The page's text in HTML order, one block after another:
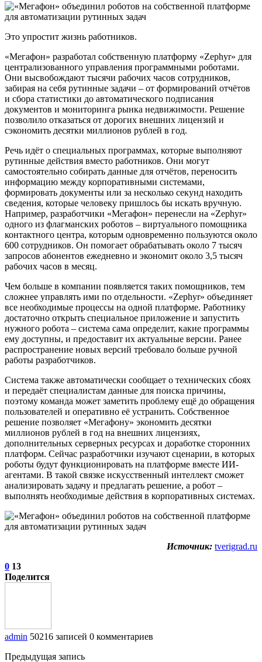
Это упростит жизнь работников.
«Мегафон» разработал собственную платформу «Zephyr» для
централизованного управления программными роботами.
Они высвобождают тысячи рабочих часов сотрудников,
забирая на себя рутинные задачи – от формирований отчётов
и сбора статистики до автоматического подписания
документов и мониторинга рынка недвижимости. Решение
позволило отказаться от дорогих внешних лицензий и
сэкономить десятки миллионов рублей в год.
Речь идёт о специальных программах, которые выполняют
рутинные действия вместо работников. Они могут
самостоятельно собирать данные для отчётов, переносить
информацию между корпоративными системами,
формировать документы или за несколько секунд находить
сведения, которые человеку пришлось бы искать вручную.
Например, разработчики «Мегафон» перенесли на «Zephyr»
одного из флагманских роботов – виртуального помощника
контактного центра, которым одновременно пользуются около
600 сотрудников. Он помогает обрабатывать около 7 тысяч
запросов абонентов ежедневно и экономит около 3,5 тысяч
рабочих часов в месяц.
Чем больше в компании появляется таких помощников, тем
сложнее управлять ими по отдельности. «Zephyr» объединяет
все необходимые процессы на одной платформе. Работнику
достаточно открыть специальное приложение и запустить
нужного робота – система сама определит, какие программы
ему доступны, и предоставит их актуальные версии. Ранее
распространение новых версий требовало больше ручной
работы разработчиков.
Система также автоматически сообщает о технических сбоях
и передаёт специалистам данные для поиска причины,
поэтому команда может заметить проблему ещё до обращения
пользователей и оперативно её устранить. Собственное
решение позволяет «Мегафону» экономить десятки
миллионов рублей в год на внешних лицензиях,
дополнительных серверных ресурсах и доработке сторонних
платформ. Сейчас разработчики изучают сценарии, в которых
роботы будут функционировать на платформе вместе ИИ-
агентами. В такой связке искусственный интеллект сможет
анализировать задачу и предлагать решение, а робот –
выполнять необходимые действия в корпоративных системах.
Источник: tverigrad.ru
0 13
Поделится
admin 50216 записей 0 комментариев
Предыдущая запись